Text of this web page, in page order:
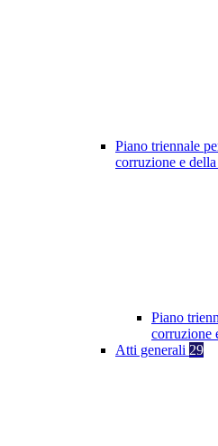
Piano triennale
corruzione e della
Piano
corruzione
Atti generali 29